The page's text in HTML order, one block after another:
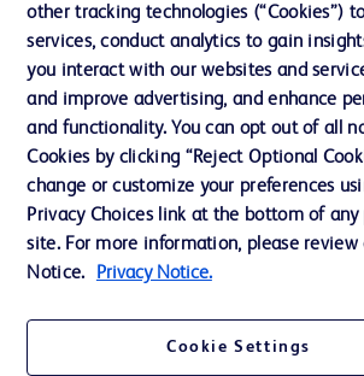
投資家向け情報（英語）
会社案内
お問い合わせ
Cookie Preferences
プライバシーポリシー
other tracking technologies (“Cookies”)
services, conduct analytics to gain
you interact with our websites and
and improve advertising, and enhance
and functionality. You can opt out of all
Cookies by clicking “Reject Optional
change or customize your preferences
Privacy Choices link at the bottom of any
site. For more information, please review
Notice.
Privacy Notice.
Cookie Settings